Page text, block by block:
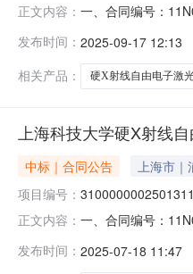
正文内容： 一、合同编号：
（乙方）：安徽海
发布时间： 2025-09-17 12:13
相关产品：
硬X射线自由电子激
上海科技大学硬X射线
中标｜合同公告 上海市
项目编号：
正文内容： 一、合同编号：
泰科电子科技有限
发布时间： 2025-07-18 11:47